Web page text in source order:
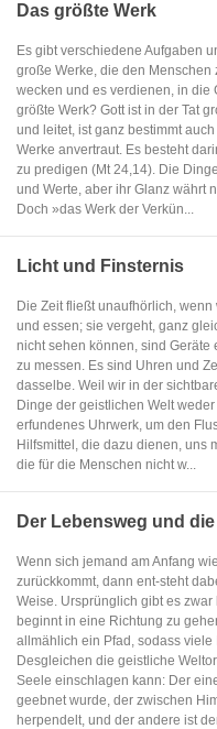
Das größte Werk
Es gibt verschiedene Aufgaben
große Werke, die den
wecken und es verdienen, in die
größte Werk? Gott ist in der Tat
und leitet, ist ganz bestimmt
Werke anvertraut. Es besteht
zu predigen (Mt 24,14). Die
und Werte, aber ihr Glanz währt
Doch »das Werk der Verkün...
Licht und Finsternis
Die Zeit fließt unaufhörlich,
und essen; sie vergeht, ganz
nicht sehen können, sind Geräte
zu messen. Es sind Uhren und
dasselbe. Weil wir in der
Dinge der geistlichen Welt
erfundenes Uhrwerk, um den
Hilfsmittel, die dazu dienen, uns
die für die Menschen nicht w...
Der Lebensweg und
Wenn sich jemand am Anfang
zurückkommt, dann ent-steht
Weise. Ursprünglich gibt es
beginnt in eine Richtung zu
allmählich ein Pfad, sodass
Desgleichen die geistliche
Seele einschlagen kann: Der
geebnet wurde, der zwischen
herpendelt, und der andere ist